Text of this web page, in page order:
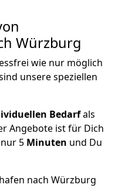
Würzburg
wie nur möglich
unsere speziellen
Bedarfals
Angebote ist für Dich
5 Minuten und Du
nach Würzburg